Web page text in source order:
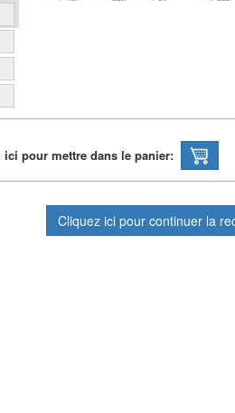
ici pour mettre dans le panier:
Cliquez ici pour continuer la